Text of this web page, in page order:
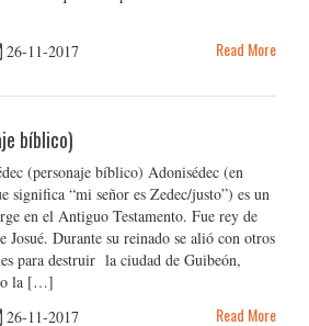
26-11-2017 Read More
bíblico)
(personaje bíblico) Adonisédec (en
significa “mi señor es Zedec/justo”) es un
en el Antiguo Testamento. Fue rey de
Josué. Durante su reinado se alió con otros
para destruir la ciudad de Guibeón,
la […]
26-11-2017 Read More